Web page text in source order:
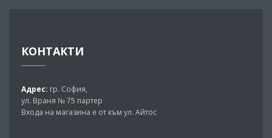
КОНТАКТИ
Адрес: гр. София,
ул. Враня № 75 партер
Входа на магазина е от към ул. Айтос